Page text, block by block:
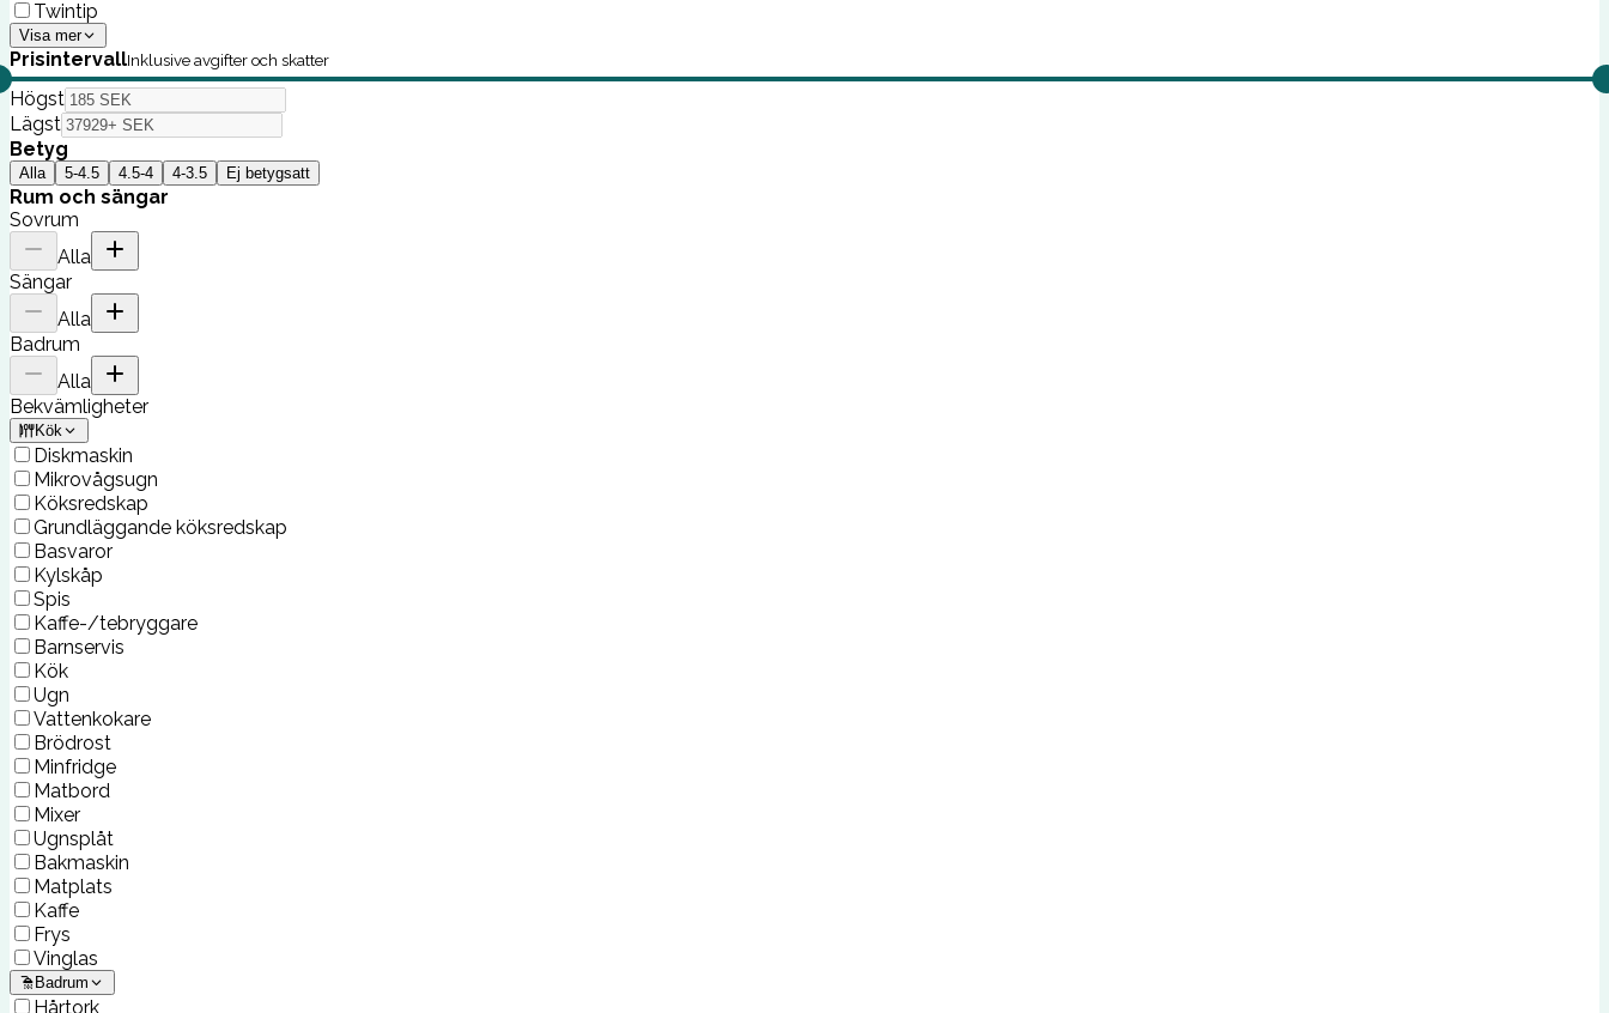
Twintip
Visa mer
PrisintervallInklusive avgifter och skatter
Högst
Lägst
Betyg
Alla 5-4.5 4.5-4 4-3.5 Ej betygsatt
Rum och sängar
Sovrum
Alla
Sängar
Alla
Badrum
Alla
Bekvämligheter
Kök
Diskmaskin
Mikrovågsugn
Köksredskap
Grundläggande köksredskap
Basvaror
Kylskåp
Spis
Kaffe-/tebryggare
Barnservis
Kök
Ugn
Vattenkokare
Brödrost
Minfridge
Matbord
Mixer
Ugnsplåt
Bakmaskin
Matplats
Kaffe
Frys
Vinglas
Badrum
Hårtork